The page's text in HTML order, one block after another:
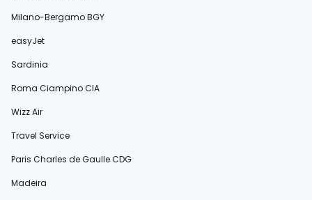
Milano-Bergamo BGY
easyJet
Sardinia
Roma Ciampino CIA
Wizz Air
Travel Service
Paris Charles de Gaulle CDG
Madeira